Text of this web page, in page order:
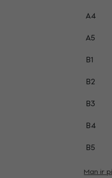
A4
A5
B1
B2
B3
B4
B5
Man ir